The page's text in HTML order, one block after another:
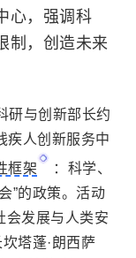
心，强调科
制，创造未来
研与创新部长约
疾人创新服务中
框架
：科学、
”的政策。活动
会发展与人类安
塔蓬·朗西萨